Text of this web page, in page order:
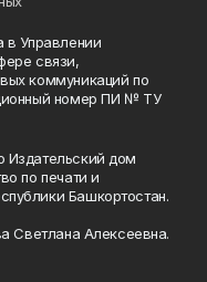
в Управлении
связи,
коммуникаций по
номер ПИ № ТУ
дом
по печати и
Башкортостан.
Светлана Алексеевна.